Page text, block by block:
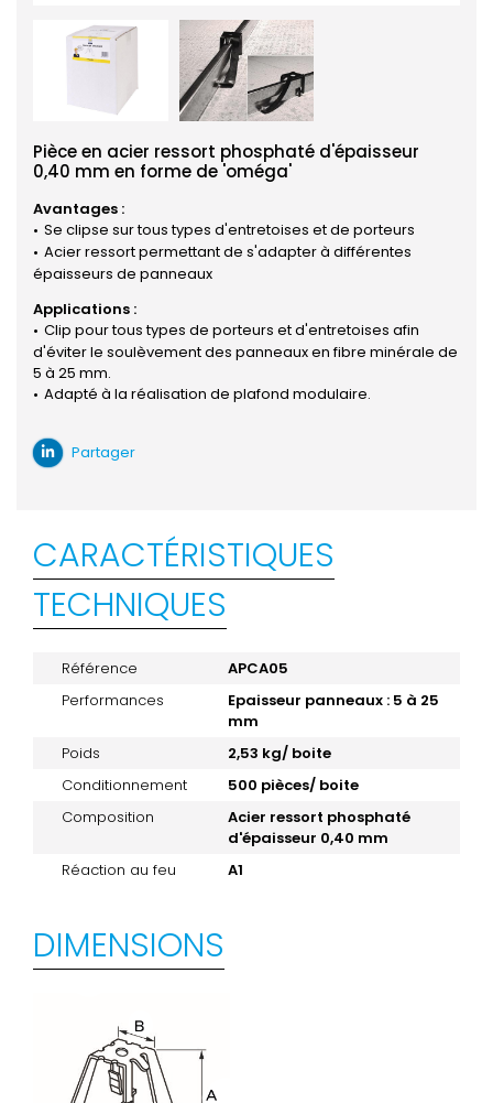
Pièce en acier ressort phosphaté d'épaisseur
0,40 mm en forme de 'oméga'
Avantages :
Se clipse sur tous types d'entretoises et de porteurs
Acier ressort permettant de s'adapter à différentes
épaisseurs de panneaux
Applications :
Clip pour tous types de porteurs et d'entretoises afin
d'éviter le soulèvement des panneaux en fibre minérale de
5 à 25 mm.
Adapté à la réalisation de plafond modulaire.
Partager
CARACTÉRISTIQUES
TECHNIQUES
Référence
APCA05
Performances
Epaisseur panneaux : 5 à 25
mm
Poids
2,53 kg/ boite
Conditionnement
500 pièces/ boite
Composition
Acier ressort phosphaté
d'épaisseur 0,40 mm
Réaction au feu
A1
DIMENSIONS